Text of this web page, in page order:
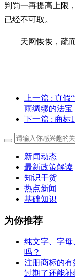
判罚一再提高上限
已经不可取。
天网恢恢，疏
上一篇 : 真假
雨绸缪的法宝
下一篇 : 商标
新闻动态
最新政策解读
知识干货
热点新闻
基础知识
为你推荐
纯文字、字
吗？
注册商标的有
过期了还能补